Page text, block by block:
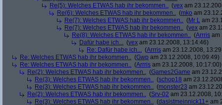
Re(5): Welches ETWAS hab ihr bekommen.. (vex am
Re(6): Welches ETWAS hab ihr bekommen.. (mko am
Re(7): Welches ETWAS hab ihr bekommen.. (Mr L am
Re(7): Welches ETWAS hab ihr bekommen.. (vex am
Re(8): Welches ETWAS hab ihr bekommen.. (Arrris am
Dafür habe ich... (vex am 23.12.2008, 13:14:46)
Re: Dafür habe ich... (Arrris am 23.12.2008,
Re: Welches ETWAS hab ihr bekommen.. (Gwp am 23.12.2008, 10:09:49)
Re: Welches ETWAS hab ihr bekommen.. (Arrris am 23.12.2008, 10:17:00)
Re(2): Welches ETWAS hab ihr bekommen.. (Games2Game am
Re(3): Welches ETWAS hab ihr bekommen.. (schop18 am
Re(3): Welches ETWAS hab ihr bekommen.. (monster23 am
Re(2): Welches ETWAS hab ihr bekommen.. (Srv-02 am 23.12.2008,
Re(3): Welches ETWAS hab ihr bekommen.. (dasistmeinnick11+ am